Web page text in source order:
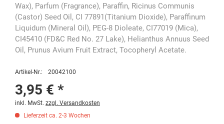
Wax), Parfum (Fragrance), Paraffin, Ricinus Communis
(Castor) Seed Oil, CI 77891(Titanium Dioxide), Paraffinum
Liquidum (Mineral Oil), PEG-8 Dioleate, CI77019 (Mica),
CI45410 (FD&C Red No. 27 Lake), Helianthus Annuus Seed
Oil, Prunus Avium Fruit Extract, Tocopheryl Acetate.
Artikel-Nr.: 20042100
3,95 € *
inkl. MwSt. zzgl. Versandkosten
Lieferzeit ca. 2-3 Wochen